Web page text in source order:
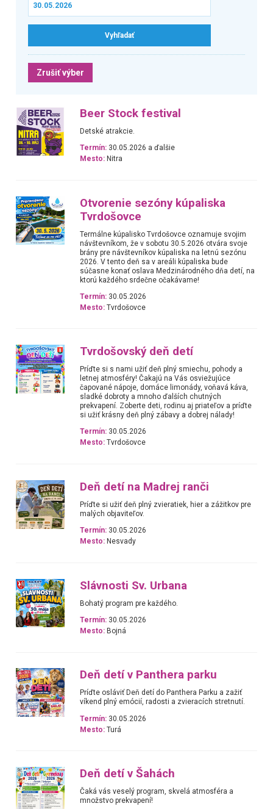
Zrušiť výber
Beer Stock festival
Detské atrakcie.
Termín: 30.05.2026 a ďalšie
Mesto: Nitra
Otvorenie sezóny kúpaliska
Tvrdošovce
Termálne kúpalisko Tvrdošovce oznamuje svojim
návštevníkom, že v sobotu 30.5.2026 otvára svoje
brány pre návštevníkov kúpaliska na letnú sezónu
2026. V tento deň sa v areáli kúpaliska bude
súčasne konať oslava Medzinárodného dňa detí, na
ktorú každého srdečne očakávame!
Termín: 30.05.2026
Mesto: Tvrdošovce
Tvrdošovský deň detí
Príďte si s nami užiť deň plný smiechu, pohody a
letnej atmosféry! Čakajú na Vás osviežujúce
čapované nápoje, domáce limonády, voňavá káva,
sladké dobroty a mnoho ďalších chutných
prekvapení. Zoberte deti, rodinu aj priateľov a príďte
si užiť krásny deň plný zábavy a dobrej nálady!
Termín: 30.05.2026
Mesto: Tvrdošovce
Deň detí na Madrej ranči
Príďte si užiť deň plný zvieratiek, hier a zážitkov pre
malých objaviteľov.
Termín: 30.05.2026
Mesto: Nesvady
Slávnosti Sv. Urbana
Bohatý program pre každého.
Termín: 30.05.2026
Mesto: Bojná
Deň detí v Panthera parku
Príďte osláviť Deň detí do Panthera Parku a zažiť
víkend plný emócií, radosti a zvieracích stretnutí.
Termín: 30.05.2026
Mesto: Turá
Deň detí v Šahách
Čaká vás veselý program, skvelá atmosféra a
množstvo prekvapení!